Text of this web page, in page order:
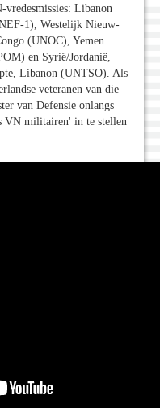
vredesmissies: Libanon
1), Westelijk Nieuw-
(UNOC), Yemen
en Syrië/Jordanië,
Libanon (UNTSO). Als
veteranen van die
van Defensie onlangs
VN militairen' in te stellen